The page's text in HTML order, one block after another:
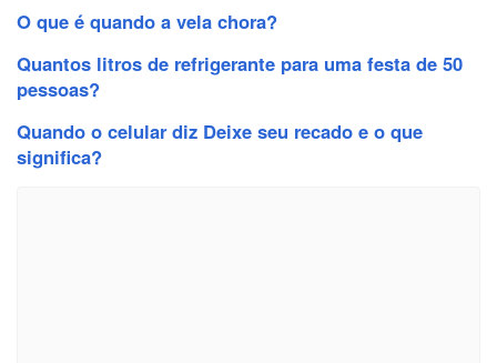
O que é quando a vela chora?
Quantos litros de refrigerante para uma festa de 50
pessoas?
Quando o celular diz Deixe seu recado e o que
significa?